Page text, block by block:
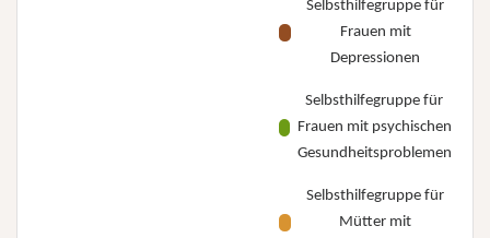
Selbsthilfegruppe für
Frauen mit
Depressionen
Selbsthilfegruppe für
Frauen mit psychischen
Gesundheitsproblemen
Selbsthilfegruppe für
Mütter mit